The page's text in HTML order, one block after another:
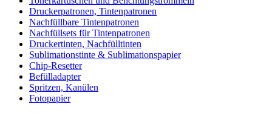
Druckerpatronen, Tintenpatronen
Nachfüllbare Tintenpatronen
Nachfüllsets für Tintenpatronen
Druckertinten, Nachfülltinten
Sublimationstinte & Sublimationspapier
Chip-Resetter
Befülladapter
Spritzen, Kanülen
Fotopapier